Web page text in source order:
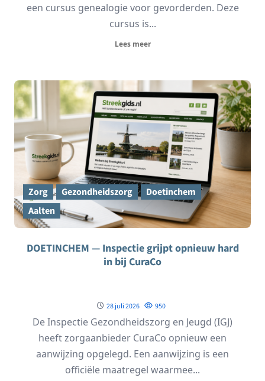
een cursus genealogie voor gevorderden. Deze
cursus is...
Lees meer
Zorg Gezondheidszorg
Doetinchem
Aalten
DOETINCHEM — Inspectie grijpt opnieuw hard
in bij CuraCo
28 juli 2026 950
De Inspectie Gezondheidszorg en Jeugd (IGJ)
heeft zorgaanbieder CuraCo opnieuw een
aanwijzing opgelegd. Een aanwijzing is een
officiële maatregel waarmee...